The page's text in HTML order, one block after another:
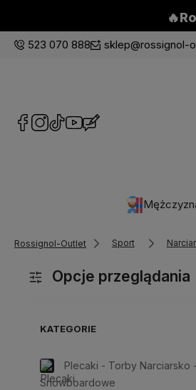
523 070 888 sklep@rossignol-
Rossignol-Outlet Sport
Opcje przeglądania
KATEGORIE
Plecaki - Torby Narciarsko -
Snowboardowe